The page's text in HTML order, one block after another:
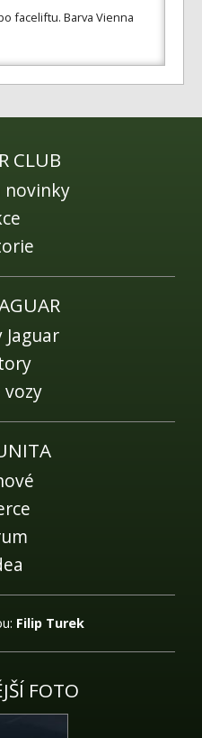
faceliftu. Barva Vienna
CLUB
novinky
Jaguar
vozy
Filip Turek
FOTO